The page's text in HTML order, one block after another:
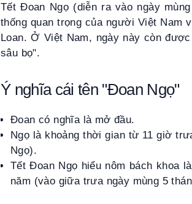
Tết Đoan Ngọ (diễn ra vào ngày
thống quan trọng của người Việt Nam
Loan. Ở Việt Nam, ngày này còn
sâu bọ".
Ý nghĩa cái tên "Đoan Ngọ"
Đoan có nghĩa là mở đầu.
Ngọ là khoảng thời gian từ 11 giờ
Ngọ).
Tết Đoan Ngọ hiểu nôm bách khoa
năm (vào giữa trưa ngày mùng 5